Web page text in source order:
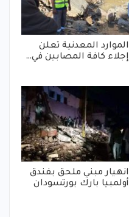
الموارد المعدنية تعلن
إجلاء كافة المصابين في…
انهيار مبني ملحق بفندق
أولمبيا بارك بورتسودان